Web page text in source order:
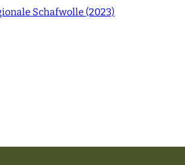
Schafwolle (2023)